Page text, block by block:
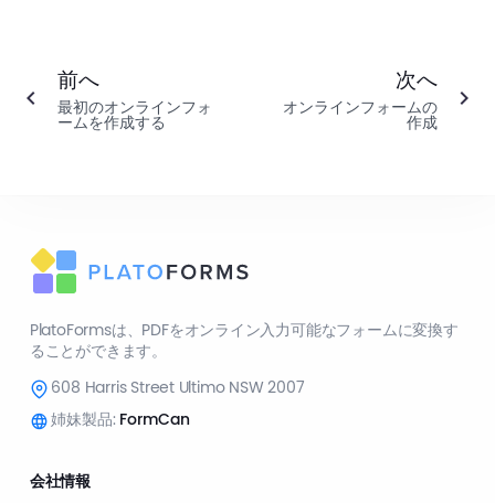
前へ
最初のオンラインフォ
ームを作成する
次へ
オンラインフォームの
作成
PlatoFormsは、PDFをオンライン入力可能なフォームに変換す
ることができます。
608 Harris Street Ultimo NSW 2007
姉妹製品: FormCan
会社情報